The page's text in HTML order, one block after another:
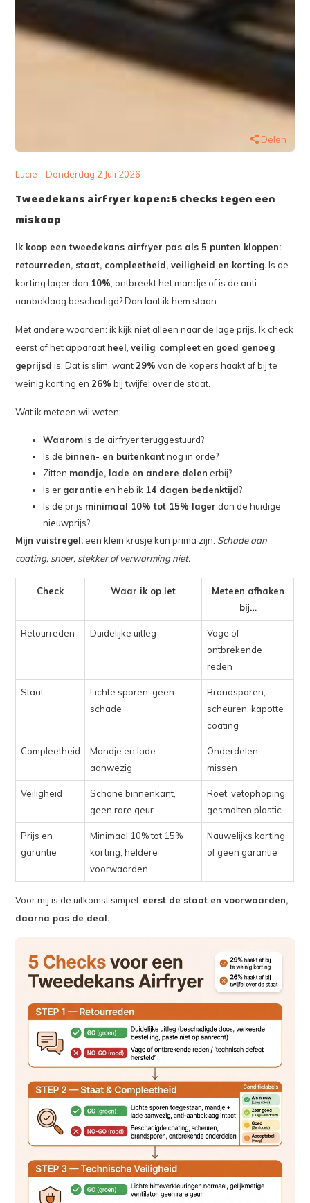
Delen
Lucie - Donderdag 2 Juli 2026
Tweedekans airfryer kopen: 5 checks tegen een
miskoop
Ik koop een tweedekans airfryer pas als 5 punten kloppen:
retourreden, staat, compleetheid, veiligheid en korting.Is de
korting lager dan 10% , ontbreekt het mandje of is de anti-
aanbaklaag beschadigd? Dan laat ik hem staan.
Met andere woorden: ik kijk niet alleen naar de lage prijs. Ik check
eerst of het apparaat heel ,veilig compleet en goed genoeg
geprijsd is. Dat is slim, want29% van de kopers haakt af bij te
weinig korting en26% bij twijfel over de staat.
Wat ik meteen wil weten:
Waaromis de airfryer teruggestuurd?
Is de binnen- en buitenkantnog in orde?
Zitten mandje, lade en andere delen erbij?
Is er garantie en heb ik 14 dagen bedenktijd?
Is de prijs minimaal 10% tot 15% lager dan de huidige
nieuwprijs?
Mijn vuistregel: een klein krasje kan prima zijn. Schade aan
coating, snoer, stekker of verwarming niet.
Check Waar ik op let
Meteen afhaken
bij…
Retourreden Duidelijke uitleg
Vage of
ontbrekende
reden
Staat
Lichte sporen, geen
schade
Brandsporen,
scheuren, kapotte
coating
Compleetheid
Mandje en lade
aanwezig
Onderdelen
missen
Veiligheid
Schone binnenkant,
geen rare geur
Roet, vetophoping,
gesmolten plastic
Prijs en
garantie
Minimaal 10% tot 15%
korting, heldere
voorwaarden
Nauwelijks korting
of geen garantie
Voor mij is de uitkomst simpel: eerst de staat en voorwaarden,
daarna pas de deal.